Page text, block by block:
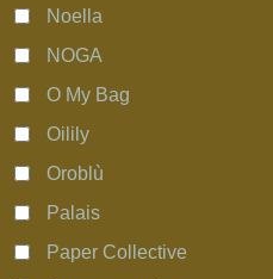
Noella
NOGA
O My Bag
Oilily
Oroblù
Palais
Paper Collective